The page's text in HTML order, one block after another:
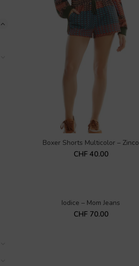
IN DEN WARENKORB
Boxer Shorts Multicolor – Zinco
CHF40.00
IN DEN WARENKORB
Iodice – Mom Jeans
CHF70.00